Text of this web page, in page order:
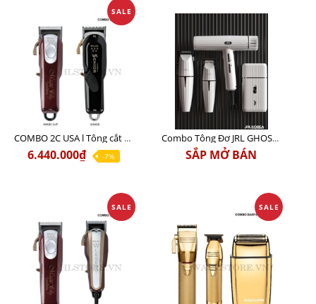
SALE
COMBO 2C USA l Tông cắt Senior + Tông cắt Magic clip
6.440.000₫ -7%
Combo Tông Đơ JRL GHOST 3 Limited Edition Chính Hãng USA
SẮP MỞ BÁN
SALE SALE